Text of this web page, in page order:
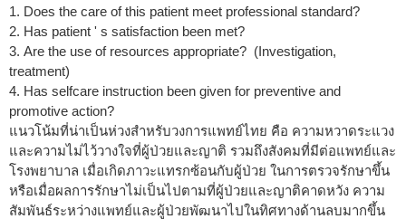
1. Does the care of this patient meet professional standard?
2. Has patient ' s satisfaction been met?
3. Are the use of resources appropriate? (Investigation,
treatment)
4. Has selfcare instruction been given for preventive and
promotive action?
แนวโน้มที่น่าเป็นห่วงสำหรับวงการแพทย์ไทย คือ ความหวาดระแวง
และความไม่ไว้วางใจที่ผู้ป่วยและญาติ รวมถึงสังคมที่มีต่อแพทย์และ
โรงพยาบาล เมื่อเกิดภาวะแทรกซ้อนกับผู้ป่วย ในการตรวจรักษาขึ้น
หรือเมื่อผลการรักษาไม่เป็นไปตามที่ผู้ป่วยและญาติคาดหวัง ความ
สัมพันธ์ระหว่างแพทย์และผู้ป่วยพัฒนาไปในทิศทางด้านลบมากขึ้น